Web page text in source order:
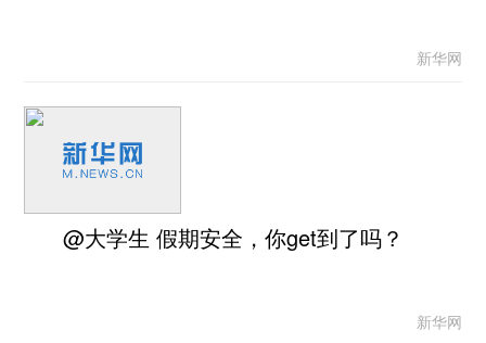
新华网
@大学生 假期安全，你get到了吗？
新华网